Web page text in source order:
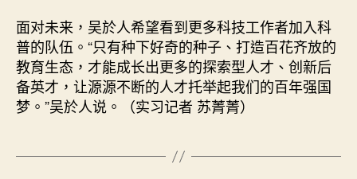
面对未来，吴於人希望看到更多科技工作者加入科
普的队伍。“只有种下好奇的种子、打造百花齐放的
教育生态，才能成长出更多的探索型人才、创新后
备英才，让源源不断的人才托举起我们的百年强国
梦。”吴於人说。（实习记者 苏菁菁）